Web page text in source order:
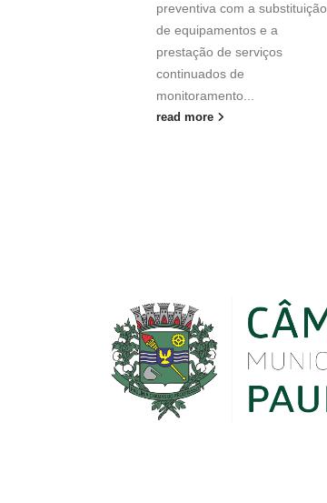
preventiva com a substituição
de equipamentos e a
prestação de serviços
continuados de
monitoramento...
read more